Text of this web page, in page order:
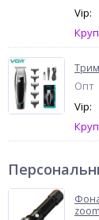
Vip:
Опт
Vip: